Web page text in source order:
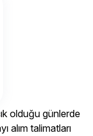
olduğu günlerde
alım talimatları